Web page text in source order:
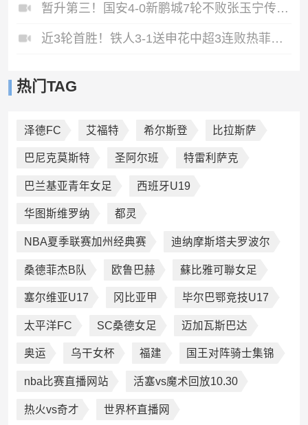
暂升第三！国安4-0新鹏城7轮不败张玉宁传射达万双响法比奥破门
近3轮首胜！铁人3-1送申花中超3连败热菲尼奥双响邦本宜裕传射
热门TAG
泽德FC 艾福特 希尔斯登 比拉斯萨
巴尼克莫斯特 圣阿尔班 特雷利萨克
巴兰基亚青年女足 西班牙U19
华图斯维罗纳 都灵
NBA夏季联赛加州经典赛 迪纳摩斯塔夫罗波尔
桑德菲杰B队 欧鲁巴赫 蘇比雅可聯女足
塞尔维亚U17 冈比亚甲 毕尔巴鄂竞技U17
太平洋FC SC桑德女足 迈加瓦斯巴达
奥运 乌干女杯 福建 国王对阵骑士集锦
nba比赛直播网站 活塞vs魔术回放10.30
热火vs奇才 世界杯直播网